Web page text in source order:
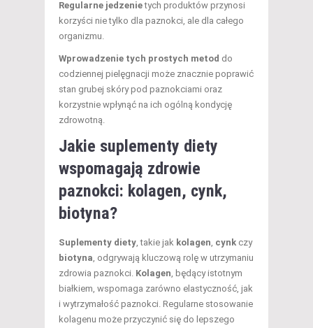
Regularne jedzenietych produktów przynosi
korzyści nie tylko dla paznokci, ale dla całego
organizmu.
Wprowadzenie tych prostych metod do
codziennej pielęgnacji może znacznie poprawić
stan grubej skóry pod paznokciami oraz
korzystnie wpłynąć na ich ogólną kondycję
zdrowotną.
Jakie suplementy diety
wspomagają zdrowie
paznokci: kolagen, cynk,
biotyna?
Suplementy diety , takie jak kolagen cynk czy
biotyna , odgrywają kluczową rolę w utrzymaniu
zdrowia paznokci. Kolagen , będący istotnym
białkiem, wspomaga zarówno elastyczność, jak
i wytrzymałość paznokci. Regularne stosowanie
kolagenu może przyczynić się do lepszego